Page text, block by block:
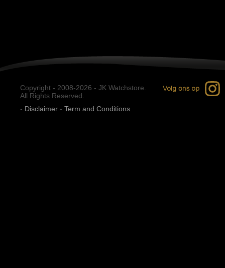
Copyright - 2008-2026 - JK Watchstore.
All Rights Reserved.
- Disclaimer - Term and Conditions